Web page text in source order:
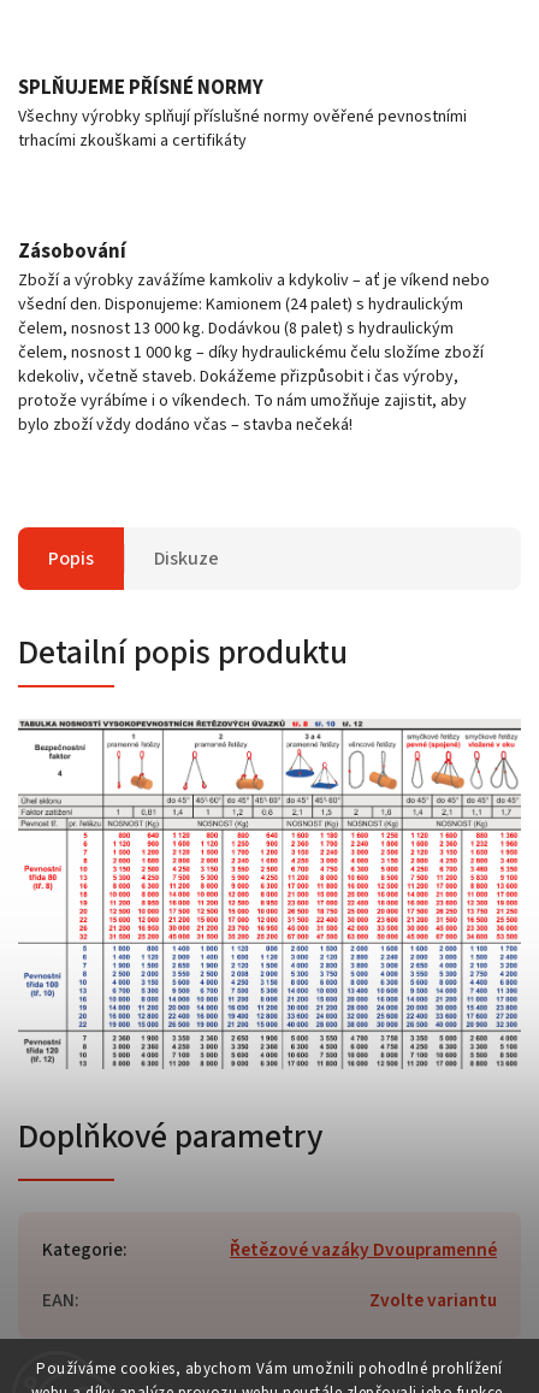
Používáme cookies, abychom Vám umožnili pohodlné prohlížení
SPLŇUJEME PŘÍSNÉ NORMY
Všechny výrobky splňují příslušné normy ověřené pevnostními
trhacími zkouškami a certifikáty
Zásobování
Zboží a výrobky zavážíme kamkoliv a kdykoliv – ať je víkend nebo
všední den. Disponujeme: Kamionem (24 palet) s hydraulickým
čelem, nosnost 13 000 kg. Dodávkou (8 palet) s hydraulickým
čelem, nosnost 1 000 kg – díky hydraulickému čelu složíme zboží
kdekoliv, včetně staveb. Dokážeme přizpůsobit i čas výroby,
protože vyrábíme i o víkendech. To nám umožňuje zajistit, aby
bylo zboží vždy dodáno včas – stavba nečeká!
Popis Diskuze
Detailní popis produktu
Doplňkové parametry
Kategorie:
Řetězové vazáky Dvoupramenné
EAN: Zvolte variantu